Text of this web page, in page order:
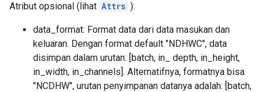
Atribut opsional (lihat Attrs ):
data_format: Format data dari data masukan dan
keluaran. Dengan format default "NDHWC", data
disimpan dalam urutan: [batch, in_ depth, in_height,
in_width, in_channels]. Alternatifnya, formatnya bisa
"NCDHW", urutan penyimpanan datanya adalah: [batch,